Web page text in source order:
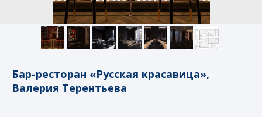
Бар-ресторан «Русская красавица»,
Валерия Терентьева